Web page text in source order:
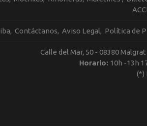
Contáctanos Aviso Legal Política de
Calle del Mar, 50 - 08380
Horario: 10h -13h
(*)